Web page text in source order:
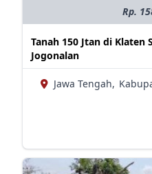
Rp.
Tanah 150 Jtan di Klaten
Jogonalan
Jawa Tengah,